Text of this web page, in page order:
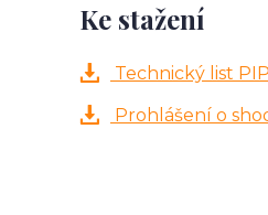
Ke stažení
Technický list
Prohlášení o